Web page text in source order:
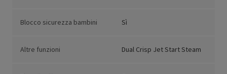
Blocco sicurezza bambini Sì
Altre funzioni Dual Crisp Jet Start Steam